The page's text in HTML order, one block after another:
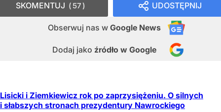
UDOSTĘPNIJ
Obserwuj nas w Google News
Dodaj jako źródło w Google
SKOMENTUJ 57
Lisicki i Ziemkiewicz rok po zaprzysiężeniu. O silnych
i słabszych stronach prezydentury Nawrockiego